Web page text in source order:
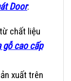
Door:
chất liệu
gỗ cao cấp
xuất trên